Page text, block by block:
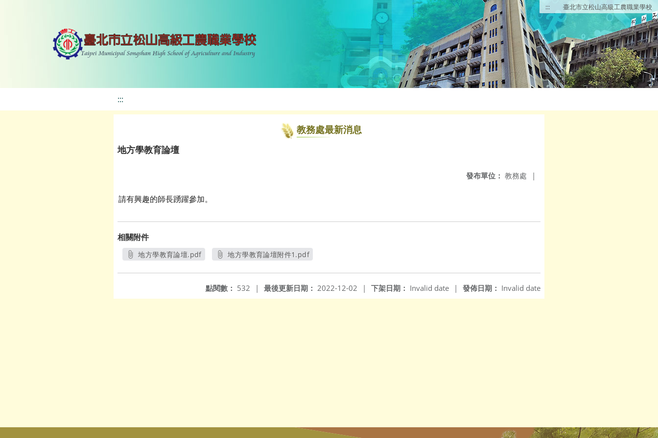
::: 臺北市立松山高級工農職業學校
:::
教務處最新消息
地方學教育論壇
發布單位： 教務處 |
請有興趣的師長踴躍參加。
相關附件
地方學教育論壇.pdf
地方學教育論壇附件1.pdf
發佈日期： Invalid date
下架日期： Invalid date |
最後更新日期： 2022-12-02 |
點閱數： 532 |